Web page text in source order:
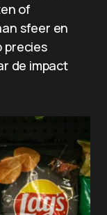
of
sfeer en
precies
de impact